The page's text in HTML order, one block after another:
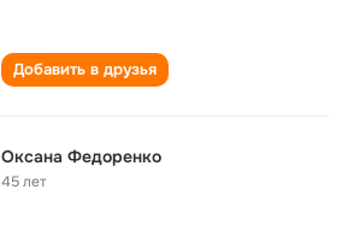
Добавить в друзья
Оксана Федоренко
45 лет